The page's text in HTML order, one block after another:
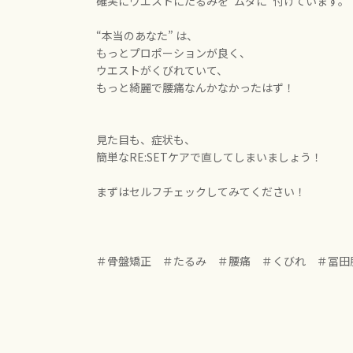
“本当のあなた” は、
もっとプロポーションが良く、
ウエストがくびれていて、
もっと綺麗で腰痛なんかなかったはず！
見た目も、症状も、
簡単なRE:SETケアで直してしまいましょう！
まずはセルフチェックしてみてください！
＃骨盤矯正 ＃たるみ ＃腰痛 ＃くびれ ＃冨田